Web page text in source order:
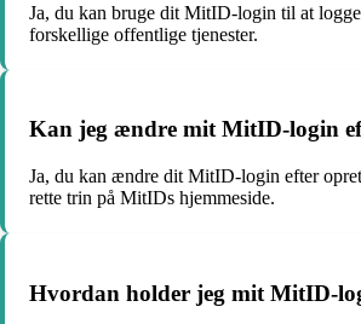
Ja, du kan bruge dit MitID-login til at
forskellige offentlige tjenester.
Kan jeg ændre mit MitID-login
Ja, du kan ændre dit MitID-login efter
rette trin på MitIDs hjemmeside.
Hvordan holder jeg mit MitID-